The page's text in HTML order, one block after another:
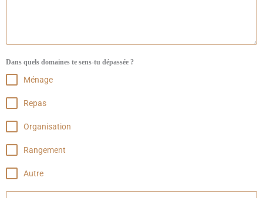
Dans quels domaines te sens-tu dépassée ?
Ménage
Repas
Organisation
Rangement
Autre